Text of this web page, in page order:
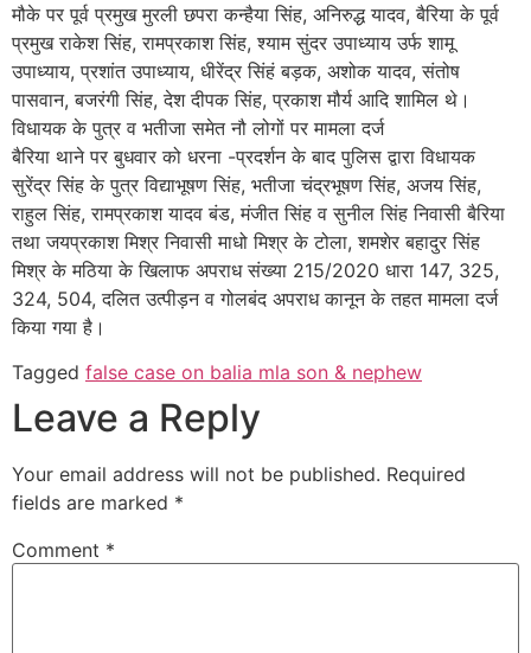
मौके पर पूर्व प्रमुख मुरली छपरा कन्हैया सिंह, अनिरुद्ध यादव, बैरिया के पूर्व
प्रमुख राकेश सिंह, रामप्रकाश सिंह, श्याम सुंदर उपाध्याय उर्फ शामू
उपाध्याय, प्रशांत उपाध्याय, धीरेंद्र सिंहं बड़क, अशोक यादव, संतोष
पासवान, बजरंगी सिंह, देश दीपक सिंह, प्रकाश मौर्य आदि शामिल थे।
विधायक के पुत्र व भतीजा समेत नौ लोगों पर मामला दर्ज
बैरिया थाने पर बुधवार को धरना -प्रदर्शन के बाद पुलिस द्वारा विधायक
सुरेंद्र सिंह के पुत्र विद्याभूषण सिंह, भतीजा चंद्रभूषण सिंह, अजय सिंह,
राहुल सिंह, रामप्रकाश यादव बंड, मंजीत सिंह व सुनील सिंह निवासी बैरिया
तथा जयप्रकाश मिश्र निवासी माधो मिश्र के टोला, शमशेर बहादुर सिंह
मिश्र के मठिया के खिलाफ अपराध संख्या 215/2020 धारा 147, 325,
324, 504, दलित उत्पीड़न व गोलबंद अपराध कानून के तहत मामला दर्ज
किया गया है।
Tagged false case on balia mla son & nephew
Leave a Reply
Your email address will not be published. Required
fields are marked *
Comment *